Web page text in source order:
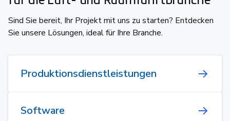
Sind Sie bereit, Ihr Projekt mit uns zu starten? Entdecken
Sie unsere Lösungen, ideal für Ihre Branche.
Produktionsdienstleistungen
Software